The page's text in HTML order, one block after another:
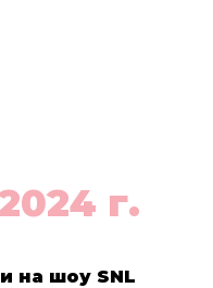
г.
на шоу SNL